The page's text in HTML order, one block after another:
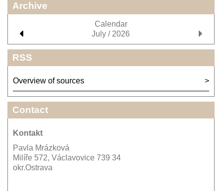
Archive
Calendar
July / 2026
RSS
Overview of sources
Contact
Kontakt
Pavla Mrázková
Milíře 572, Václavovice 739 34
okr.Ostrava